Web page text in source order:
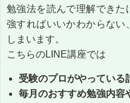
勉強法を読んで理解できた
強すればいいかわからない
しまいます。
こちらのLINE講座では
受験のプロがやっている
毎月のおすすめ勉強内容